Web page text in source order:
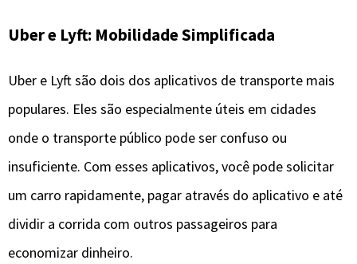
Uber e Lyft: Mobilidade Simplificada
Uber e Lyft são dois dos aplicativos de transporte mais
populares. Eles são especialmente úteis em cidades
onde o transporte público pode ser confuso ou
insuficiente. Com esses aplicativos, você pode solicitar
um carro rapidamente, pagar através do aplicativo e até
dividir a corrida com outros passageiros para
economizar dinheiro.